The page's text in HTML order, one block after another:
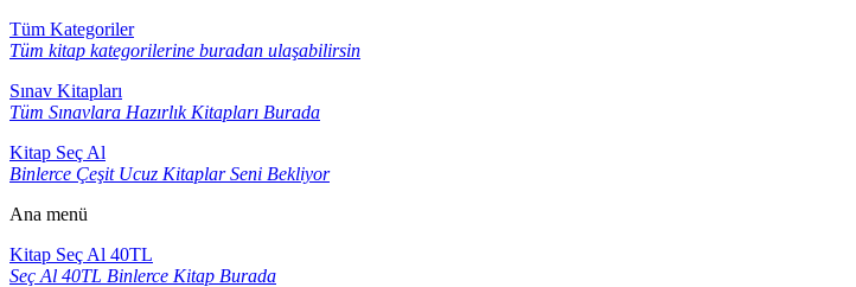
Tüm Kategoriler
Tüm kitap kategorilerine buradan ulaşabilirsin
Sınav Kitapları
Tüm Sınavlara Hazırlık Kitapları Burada
Kitap Seç Al
Binlerce Çeşit Ucuz Kitaplar Seni Bekliyor
Ana menü
Kitap Seç Al 40TL
Seç Al 40TL Binlerce Kitap Burada